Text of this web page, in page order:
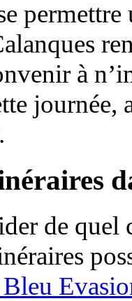
permettre
à
journée,
de
Bleu